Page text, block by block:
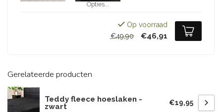
Opties...
Op voorraad
€49,90
€46,91
Gerelateerde producten
Teddy fleece hoeslaken -
zwart
€19,95